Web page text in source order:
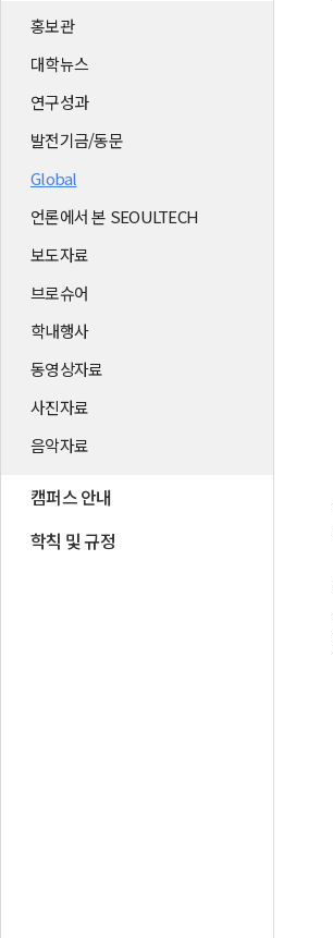
홍보관
대학뉴스
연구성과
발전기금/동문
Global
언론에서 본 SEOULTECH
보도자료
브로슈어
학내행사
동영상자료
사진자료
음악자료
캠퍼스 안내
학칙 및 규정